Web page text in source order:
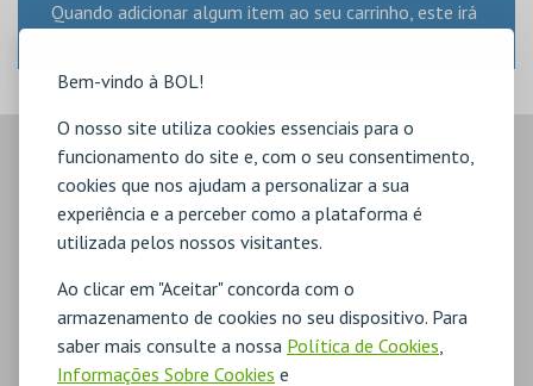
Bem-vindo à BOL!
O nosso site utiliza cookies essenciais para o
funcionamento do site e, com o seu consentimento,
cookies que nos ajudam a personalizar a sua
experiência e a perceber como a plataforma é
utilizada pelos nossos visitantes.
Ao clicar em "Aceitar" concorda com o
armazenamento de cookies no seu dispositivo. Para
saber mais consulte a nossa Política de Cookies,
Informações Sobre Cookies e
Quando adicionar algum item ao seu carrinho, este irá